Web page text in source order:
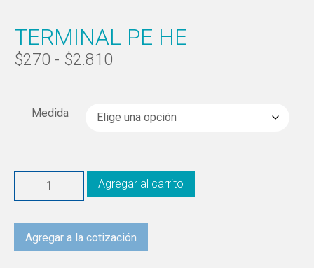
TERMINAL PE HE
$270 - $2.810
Medida
Agregar al carrito
Agregar a la cotización